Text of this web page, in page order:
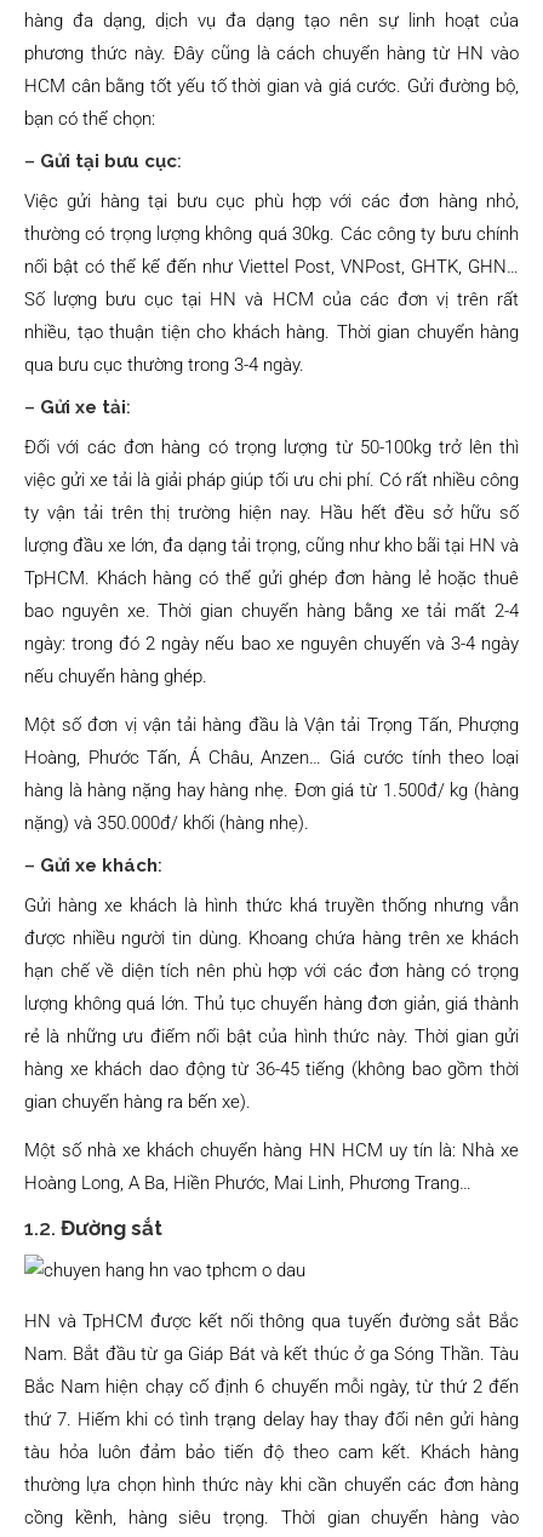
hàng đa dạng, dịch vụ đa dạng tạo nên sự linh hoạt của
phương thức này. Đây cũng là cách chuyển hàng từ HN vào
HCM cân bằng tốt yếu tố thời gian và giá cước. Gửi đường bộ,
bạn có thể chọn:
– Gửi tại bưu cục:
Việc gửi hàng tại bưu cục phù hợp với các đơn hàng nhỏ,
thường có trọng lượng không quá 30kg. Các công ty bưu chính
nổi bật có thể kể đến như Viettel Post, VNPost, GHTK, GHN…
Số lượng bưu cục tại HN và HCM của các đơn vị trên rất
nhiều, tạo thuận tiện cho khách hàng. Thời gian chuyển hàng
qua bưu cục thường trong 3-4 ngày.
– Gửi xe tải:
Đối với các đơn hàng có trọng lượng từ 50-100kg trở lên thì
việc gửi xe tải là giải pháp giúp tối ưu chi phí. Có rất nhiều công
ty vận tải trên thị trường hiện nay. Hầu hết đều sở hữu số
lượng đầu xe lớn, đa dạng tải trọng, cũng như kho bãi tại HN và
TpHCM. Khách hàng có thể gửi ghép đơn hàng lẻ hoặc thuê
bao nguyên xe. Thời gian chuyển hàng bằng xe tải mất 2-4
ngày: trong đó 2 ngày nếu bao xe nguyên chuyến và 3-4 ngày
nếu chuyển hàng ghép.
Một số đơn vị vận tải hàng đầu là Vận tải Trọng Tấn, Phượng
Hoàng, Phước Tấn, Á Châu, Anzen… Giá cước tính theo loại
hàng là hàng nặng hay hàng nhẹ. Đơn giá từ 1.500đ/ kg (hàng
nặng) và 350.000đ/ khối (hàng nhẹ).
– Gửi xe khách:
Gửi hàng xe khách là hình thức khá truyền thống nhưng vẫn
được nhiều người tin dùng. Khoang chứa hàng trên xe khách
hạn chế về diện tích nên phù hợp với các đơn hàng có trọng
lượng không quá lớn. Thủ tục chuyển hàng đơn giản, giá thành
rẻ là những ưu điểm nổi bật của hình thức này. Thời gian gửi
hàng xe khách dao động từ 36-45 tiếng (không bao gồm thời
gian chuyển hàng ra bến xe).
Một số nhà xe khách chuyển hàng HN HCM uy tín là: Nhà xe
Hoàng Long, A Ba, Hiền Phước, Mai Linh, Phương Trang…
1.2. Đường sắt
HN và TpHCM được kết nối thông qua tuyến đường sắt Bắc
Nam. Bắt đầu từ ga Giáp Bát và kết thúc ở ga Sóng Thần. Tàu
Bắc Nam hiện chạy cố định 6 chuyến mỗi ngày, từ thứ 2 đến
thứ 7. Hiếm khi có tình trạng delay hay thay đổi nên gửi hàng
tàu hỏa luôn đảm bảo tiến độ theo cam kết. Khách hàng
thường lựa chọn hình thức này khi cần chuyển các đơn hàng
cồng kềnh, hàng siêu trọng. Thời gian chuyển hàng vào